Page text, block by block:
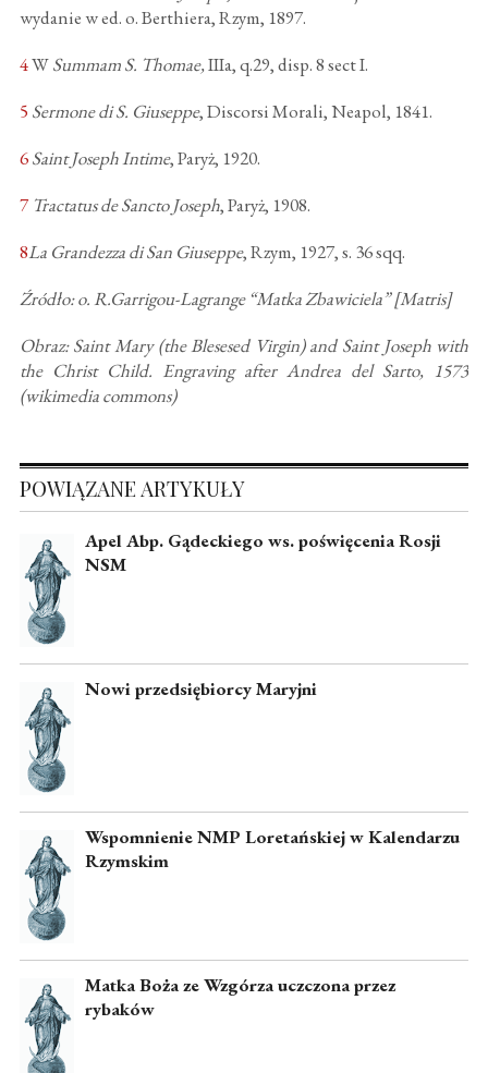
wydanie w ed. o. Berthiera, Rzym, 1897.
4WSummam S. Thomae,IIIa, q.29, disp. 8 sect I.
5 Sermone di S. Giuseppe, Discorsi Morali, Neapol, 1841.
6Saint Joseph Intime, Paryż, 1920.
7 Tractatus de Sancto Joseph, Paryż, 1908.
8La Grandezza di San Giuseppe, Rzym, 1927, s. 36 sqq.
Źródło: o. R.Garrigou-Lagrange “Matka Zbawiciela” [Matris]
Obraz: Saint Mary (the Blesesed Virgin) and Saint Joseph with
the Christ Child. Engraving after Andrea del Sarto, 1573
(wikimedia commons)
POWIĄZANE ARTYKUŁY
Apel Abp. Gądeckiego ws. poświęcenia Rosji
NSM
Nowi przedsiębiorcy Maryjni
Wspomnienie NMP Loretańskiej w Kalendarzu
Rzymskim
Matka Boża ze Wzgórza uczczona przez
rybaków